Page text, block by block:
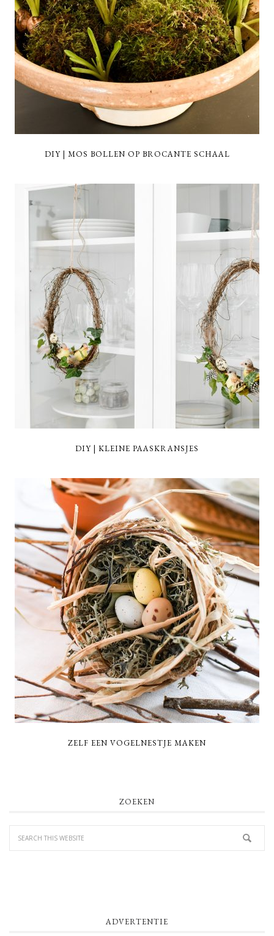
DIY | MOS BOLLEN OP BROCANTE SCHAAL
DIY | KLEINE PAASKRANSJES
ZELF EEN VOGELNESTJE MAKEN
ZOEKEN
ADVERTENTIE